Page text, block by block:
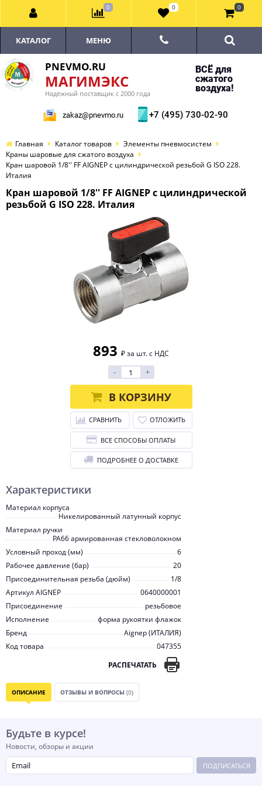
PNEVMO.RU
МАГИМЭКС
Надёжный поставщик с 2000 года
ВСЁ для
сжатого
воздуха!
zakaz@pnevmo.ru +7 (495) 730-02-90
КАТАЛОГ МЕНЮ
Главная Каталог товаров
Элементы пневмосистем
Краны шаровые для сжатого воздуха
Кран шаровой 1/8'' FF AIGNEP с цилиндрической резьбой G ISO 228.
Италия
Кран шаровой 1/8'' FF AIGNEP с цилиндрической
резьбой G ISO 228. Италия
Характеристики
Материал корпуса
Никелированный латунный корпус
Материал ручки
PA66 армированная стекловолокном
Условный проход (мм)
6
Рабочее давление (бар)
20
Присоединительная резьба (дюйм)
1/8
Артикул AIGNEP
0640000001
Присоединение
резьбовое
Исполнение
форма рукоятки флажок
Бренд
Aignep (ИТАЛИЯ)
Код товара
047355
РАСПЕЧАТАТЬ
893 ₽ за шт. с НДС
-
+
В КОРЗИНУ
СРАВНИТЬ ОТЛОЖИТЬ
ВСЕ СПОСОБЫ ОПЛАТЫ
ПОДРОБНЕЕ О ДОСТАВКЕ
ОПИСАНИЕ ОТЗЫВЫ И ВОПРОСЫ (0)
Будьте в курсе!
Новости, обзоры и акции
ПОДПИСАТЬСЯ
0 0 0